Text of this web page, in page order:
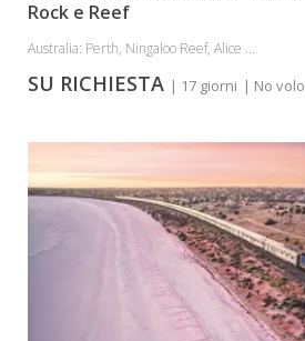
Rock e Reef
Australia: Perth, Ningaloo Reef, Alice ...
SU RICHIESTA | 17 giorni | No volo